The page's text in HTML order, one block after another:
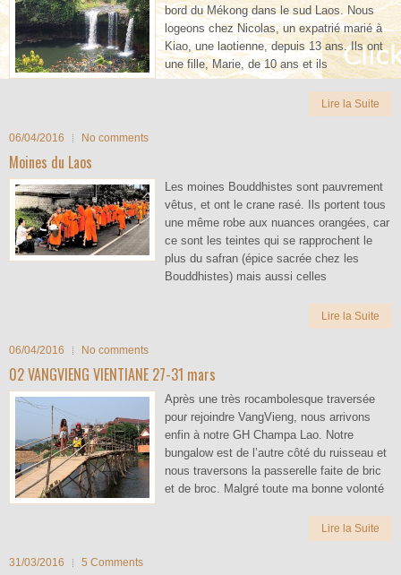
bord du Mékong dans le sud Laos. Nous
logeons chez Nicolas, un expatrié marié à
Kiao, une laotienne, depuis 13 ans. Ils ont
une fille, Marie, de 10 ans et ils
Lire la Suite
06/04/2016 No comments
Moines du Laos
Les moines Bouddhistes sont pauvrement
vêtus, et ont le crane rasé. Ils portent tous
une même robe aux nuances orangées, car
ce sont les teintes qui se rapprochent le
plus du safran (épice sacrée chez les
Bouddhistes) mais aussi celles
Lire la Suite
06/04/2016 No comments
02 VANGVIENG VIENTIANE 27-31 mars
Après une très rocambolesque traversée
pour rejoindre VangVieng, nous arrivons
enfin à notre GH Champa Lao. Notre
bungalow est de l’autre côté du ruisseau et
nous traversons la passerelle faite de bric
et de broc. Malgré toute ma bonne volonté
Lire la Suite
31/03/2016 5 Comments